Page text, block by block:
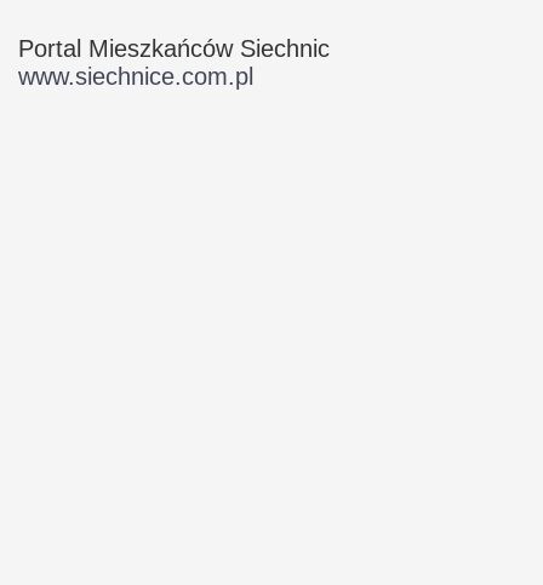
Portal Mieszkańców Siechnic
www.siechnice.com.pl